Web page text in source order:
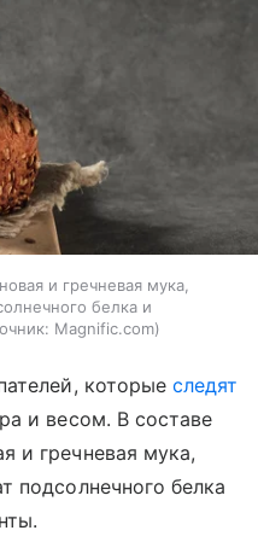
и гречневая мука,
белка и
Magnific.com
которыеследят
и весом. В составе
и гречневая мука,
подсолнечного белка